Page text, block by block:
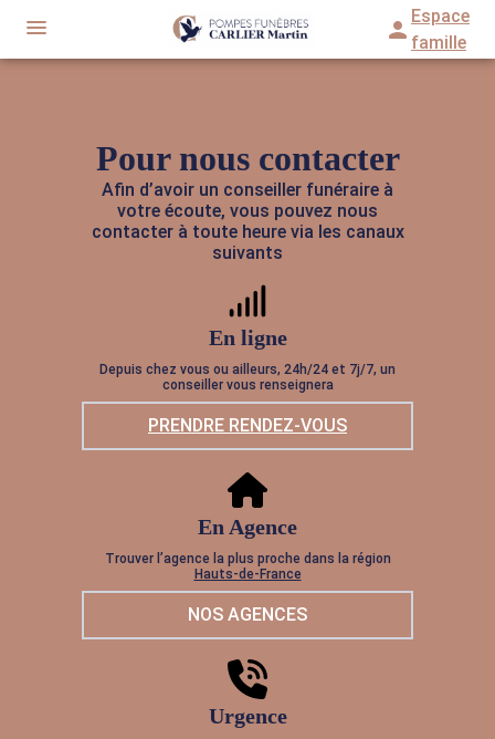
contenu
Espace
famille
ORGANISER DES OBSÈQUES
PRÉVOIR SES OBSÈQUES
ESPACES HOMMAGES
ESPACE FAMILLE
département de laPas-de-Calais (62)
. C’est une équipe
impliquée à vos côtés et à votre écoute. Retrouvez-nous
sur nos agences de pompes funèbres àThérouanne,et
Demande de devis
06 44 63 21 75
Pour nous contacter
Afin d’avoir un conseiller funéraire à
votre écoute, vous pouvez nous
contacter à toute heure via les canaux
suivants
En ligne
Depuis chez vous ou ailleurs, 24h/24 et 7j/7, un
conseiller vous renseignera
PRENDRE RENDEZ-VOUS
En Agence
Trouver l’agence la plus proche dans la région
Hauts-de-France
NOS AGENCES
Urgence